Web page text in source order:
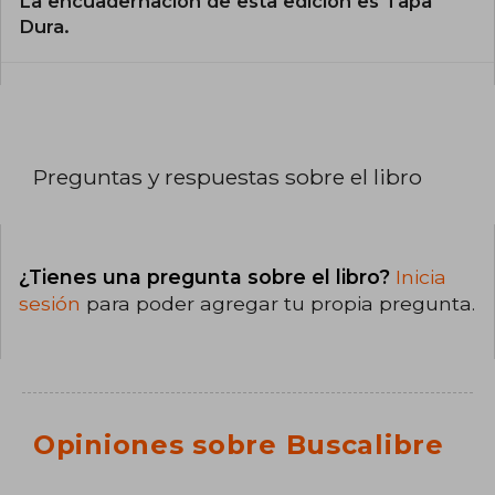
Dura.
Preguntas y respuestas sobre el libro
¿Tienes una pregunta sobre el libro? Inicia
sesión para poder agregar tu propia pregunta.
Opiniones sobre Buscalibre